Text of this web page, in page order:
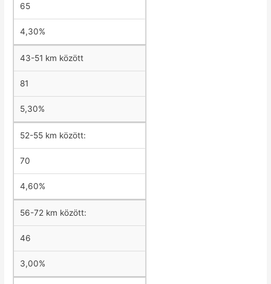
65
4,30%
43-51 km között
81
5,30%
52-55 km között:
70
4,60%
56-72 km között:
46
3,00%